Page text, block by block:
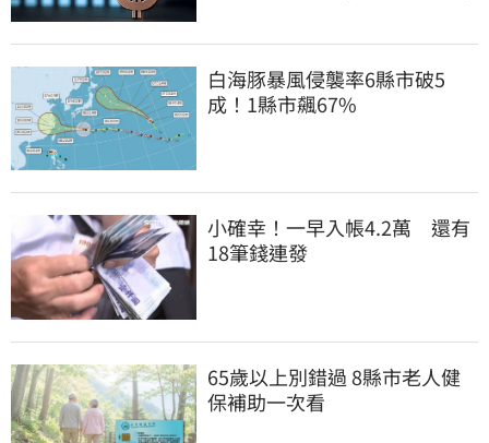
白海豚暴風侵襲率6縣市破5
成！1縣市飆67%
小確幸！一早入帳4.2萬　還有
18筆錢連發
65歲以上別錯過 8縣市老人健
保補助一次看